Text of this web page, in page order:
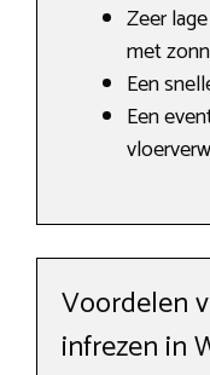
Zeer
met
Een
Een
Voordelen
infrezen in